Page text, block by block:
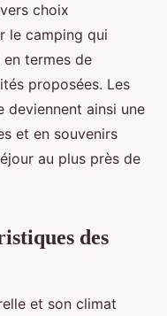
choix
le camping qui
termes de
proposées. Les
deviennent ainsi une
et en souvenirs
au plus près de
des
et son climat